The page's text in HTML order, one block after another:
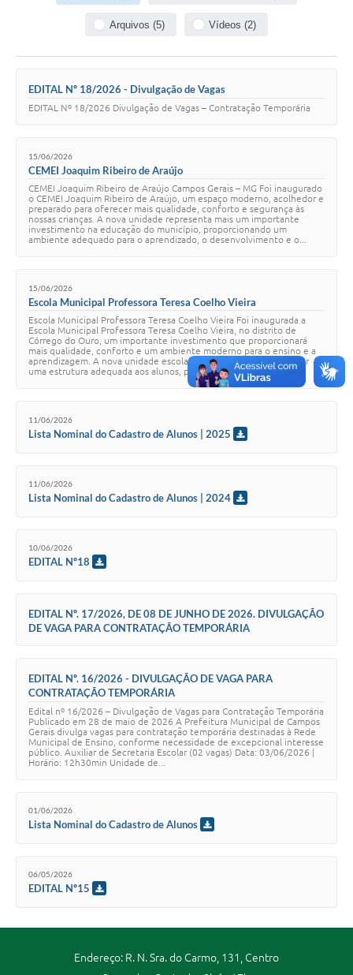
Arquivos (5) Vídeos (2)
EDITAL Nº 18/2026 - Divulgação de Vagas
EDITAL Nº 18/2026 Divulgação de Vagas – Contratação Temporária
15/06/2026
CEMEI Joaquim Ribeiro de Araújo
CEMEI Joaquim Ribeiro de Araújo Campos Gerais – MG Foi inaugurado
o CEMEI Joaquim Ribeiro de Araújo, um espaço moderno, acolhedor e
preparado para oferecer mais qualidade, conforto e segurança às
nossas crianças. A nova unidade representa mais um importante
investimento na educação do município, proporcionando um
ambiente adequado para o aprendizado, o desenvolvimento e o...
15/06/2026
Escola Municipal Professora Teresa Coelho Vieira
Escola Municipal Professora Teresa Coelho Vieira Foi inaugurada a
Escola Municipal Professora Teresa Coelho Vieira, no distrito de
Córrego do Ouro, um importante investimento que proporcionará
mais qualidade, conforto e um ambiente moderno para o ensino e a
aprendizagem. A nova unidade escolar foi planejada para oferecer
uma estrutura adequada aos alunos, professores e toda a...
11/06/2026
Lista Nominal do Cadastro de Alunos | 2025
11/06/2026
Lista Nominal do Cadastro de Alunos | 2024
10/06/2026
EDITAL Nº18
EDITAL Nº. 17/2026, DE 08 DE JUNHO DE 2026. DIVULGAÇÃO
DE VAGA PARA CONTRATAÇÃO TEMPORÁRIA
EDITAL Nº. 16/2026 - DIVULGAÇÃO DE VAGA PARA
CONTRATAÇÃO TEMPORÁRIA
Edital nº 16/2026 – Divulgação de Vagas para Contratação Temporária
Publicado em 28 de maio de 2026 A Prefeitura Municipal de Campos
Gerais divulga vagas para contratação temporária destinadas à Rede
Municipal de Ensino, conforme necessidade de excepcional interesse
público. Auxiliar de Secretaria Escolar (02 vagas) Data: 03/06/2026 |
Horário: 12h30min Unidade de...
01/06/2026
Lista Nominal do Cadastro de Alunos
06/05/2026
EDITAL Nº15
Endereço: R. N. Sra. do Carmo, 131, Centro